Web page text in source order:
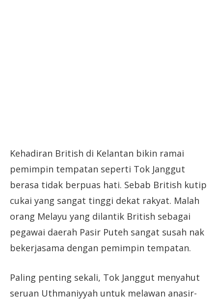
Kehadiran British di Kelantan bikin ramai
pemimpin tempatan seperti Tok Janggut
berasa tidak berpuas hati. Sebab British kutip
cukai yang sangat tinggi dekat rakyat. Malah
orang Melayu yang dilantik British sebagai
pegawai daerah Pasir Puteh sangat susah nak
bekerjasama dengan pemimpin tempatan.
Paling penting sekali, Tok Janggut menyahut
seruan Uthmaniyyah untuk melawan anasir-